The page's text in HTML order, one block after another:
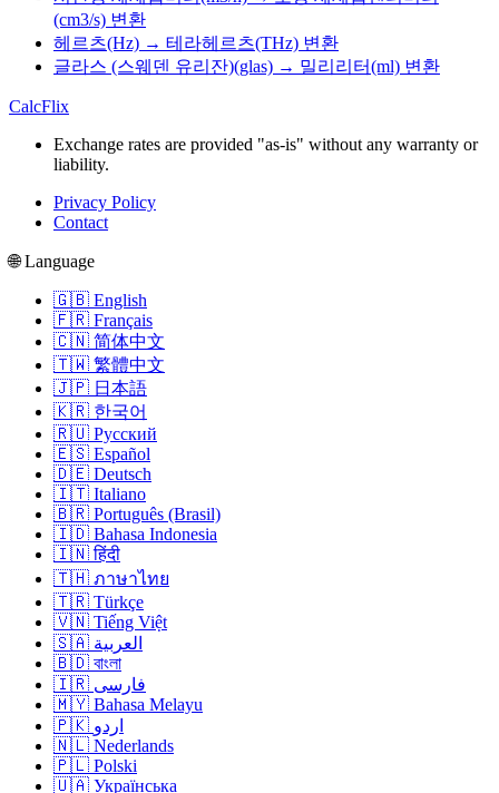
(cm3/s) 변환
헤르츠(Hz) → 테라헤르츠(THz) 변환
글라스 (스웨덴 유리잔)(glas) → 밀리리터(ml) 변환
CalcFlix
Exchange rates are provided "as-is" without any warranty or
liability.
Privacy Policy
Contact
🌐 Language
🇬🇧 English
🇫🇷 Français
🇨🇳 简体中文
🇹🇼 繁體中文
🇯🇵 日本語
🇰🇷 한국어
🇷🇺 Русский
🇪🇸 Español
🇩🇪 Deutsch
🇮🇹 Italiano
🇧🇷 Português (Brasil)
🇮🇩 Bahasa Indonesia
🇮🇳 हिंदी
🇹🇭 ภาษาไทย
🇹🇷 Türkçe
🇻🇳 Tiếng Việt
🇸🇦 العربية
🇧🇩 বাংলা
🇮🇷 فارسی
🇲🇾 Bahasa Melayu
🇵🇰 اردو
🇳🇱 Nederlands
🇵🇱 Polski
🇺🇦 Українська